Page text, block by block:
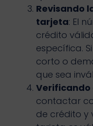
Revisando
tarjeta: El
crédito
específica.
corto o
que sea
Verificando
contactar
de crédito y